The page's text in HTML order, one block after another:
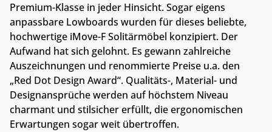
Premium-Klasse in jeder Hinsicht. Sogar eigens
anpassbare Lowboards wurden für dieses beliebte,
hochwertige iMove-F Solitärmöbel konzipiert. Der
Aufwand hat sich gelohnt. Es gewann zahlreiche
Auszeichnungen und renommierte Preise u.a. den
„Red Dot Design Award“. Qualitäts-, Material- und
Designansprüche werden auf höchstem Niveau
charmant und stilsicher erfüllt, die ergonomischen
Erwartungen sogar weit übertroffen.